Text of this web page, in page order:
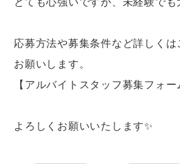
応募方法や募集条件など詳しくは
お願いします。
【アルバイトスタッフ募集フォー
よろしくお願いいたします✨